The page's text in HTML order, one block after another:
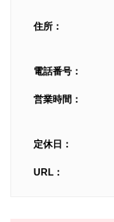
住所：
電話番号：
営業時間：
定休日：
URL：